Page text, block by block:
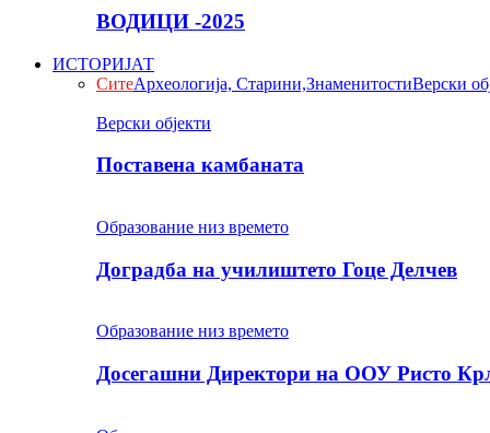
ВОДИЦИ -2025
ИСТОРИЈАТ
СитеАрхеологија, Старини,ЗнаменитостиВерски
Верски објекти
Поставена камбаната
Образование низ времето
Доградба на училиштето Гоце Делчев
Образование низ времето
Досегашни Директори на ООУ Ристо